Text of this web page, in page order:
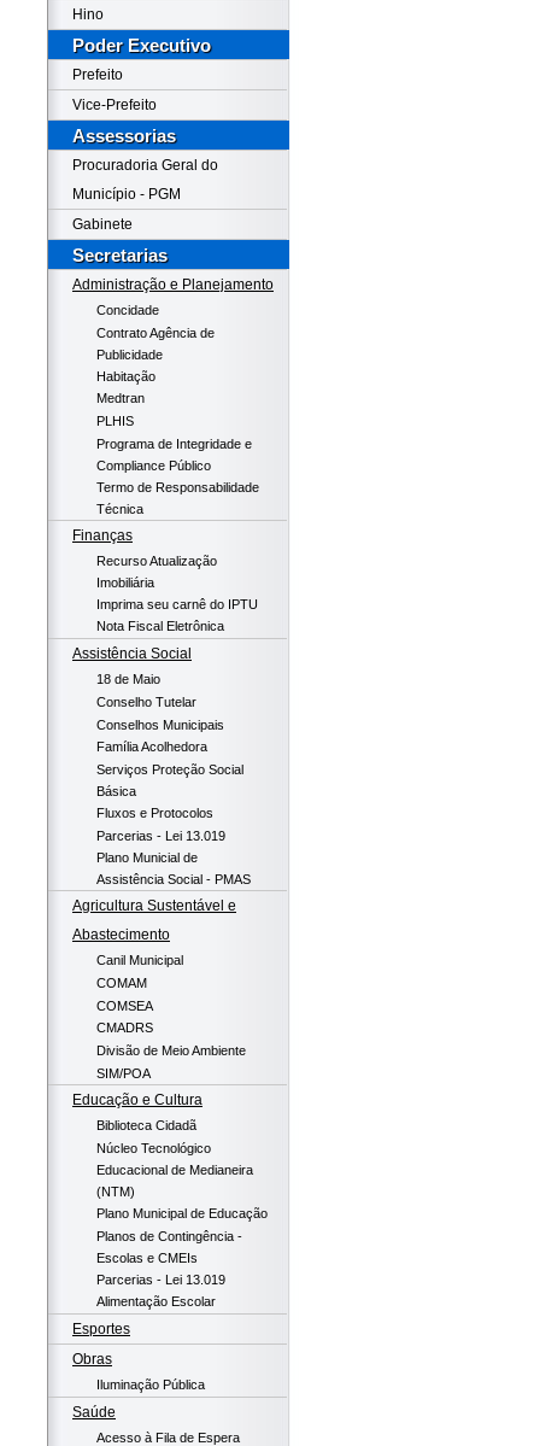
Hino
Poder Executivo
Prefeito
Vice-Prefeito
Assessorias
Procuradoria Geral do
Município - PGM
Gabinete
Secretarias
Administração e Planejamento
Concidade
Contrato Agência de
Publicidade
Habitação
Medtran
PLHIS
Programa de Integridade e
Compliance Público
Termo de Responsabilidade
Técnica
Finanças
Recurso Atualização
Imobiliária
Imprima seu carnê do IPTU
Nota Fiscal Eletrônica
Assistência Social
18 de Maio
Conselho Tutelar
Conselhos Municipais
Família Acolhedora
Serviços Proteção Social
Básica
Fluxos e Protocolos
Parcerias - Lei 13.019
Plano Municial de
Assistência Social - PMAS
Agricultura Sustentável e
Abastecimento
Canil Municipal
COMAM
COMSEA
CMADRS
Divisão de Meio Ambiente
SIM/POA
Educação e Cultura
Biblioteca Cidadã
Núcleo Tecnológico
Educacional de Medianeira
(NTM)
Plano Municipal de Educação
Planos de Contingência -
Escolas e CMEIs
Parcerias - Lei 13.019
Alimentação Escolar
Esportes
Obras
Iluminação Pública
Saúde
Acesso à Fila de Espera